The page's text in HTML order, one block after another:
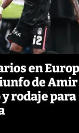
en
de Amir
rodaje para